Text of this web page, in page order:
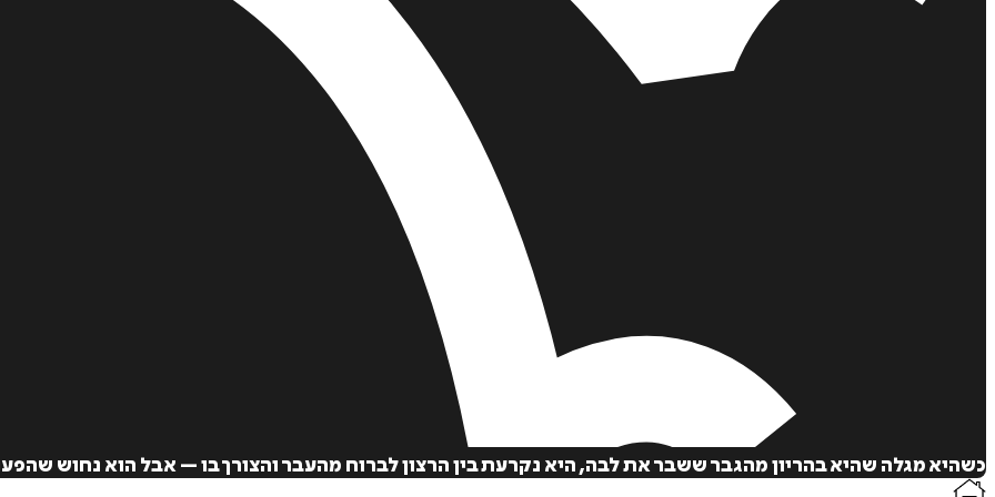
כשהיא מגלה שהיא בהריון מהגבר ששבר את לבה, היא נקרעת בין הרצון לברוח מהעבר והצורך בו – אבל הוא נחוש